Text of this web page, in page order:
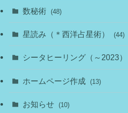
(1)
(22)
(7)
(7)
数秘術 (48)
(11)
(10)
星読み（＊西洋占星術） (44)
(11)
(8)
シータヒーリング（～2023）
(14)
ホームページ作成 (13)
お知らせ (10)